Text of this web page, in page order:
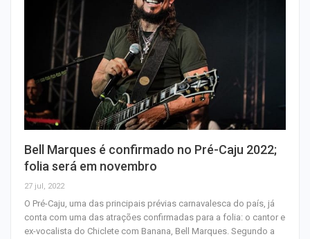
Bell Marques é confirmado no Pré-Caju 2022;
folia será em novembro
27 jul, 2022
O Pré-Caju, uma das principais prévias carnavalesca do país, já
conta com uma das atrações confirmadas para a folia: o cantor e
ex-vocalista do Chiclete com Banana, Bell Marques. Segundo a